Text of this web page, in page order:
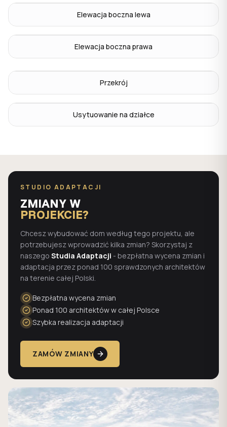
Elewacja boczna lewa
Elewacja boczna prawa
Przekrój
Usytuowanie na działce
STUDIO ADAPTACJI
ZMIANY W
PROJEKCIE?
Chcesz wybudować dom według tego projektu, ale
potrzebujesz wprowadzić kilka zmian? Skorzystaj z
naszego Studia Adaptacji - bezpłatna wycena zmian i
adaptacja przez ponad 100 sprawdzonych architektów
na terenie całej Polski.
Bezpłatna wycena zmian
Ponad 100 architektów w całej Polsce
Szybka realizacja adaptacji
ZAMÓW ZMIANY